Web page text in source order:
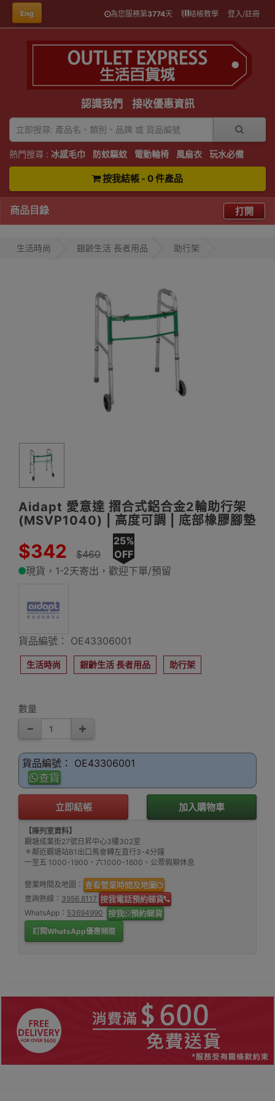
Eng 為您服務第3774天 結帳教學 登入/註冊
認識我們 接收優惠資訊
熱門搜尋 : 冰感毛巾 防蚊驅蚊 電動輪椅 風扇衣 玩水必備
按我結帳 - 0 件產品
商品目錄 打開
生活時尚 銀齡生活 長者用品 助行架
Aidapt 愛意達 摺合式鋁合金2輪助行架
(MSVP1040) | 高度可調 | 底部橡膠腳墊
$342 $460
25%
OFF
現貨，1-2天寄出，歡迎下單/預留
貨品編號： OE43306001
生活時尚 銀齡生活 長者用品 助行架
數量
貨品編號： OE43306001
查貨
立即結帳 加入購物車
【陳列室資料】
觀塘成業街27號日昇中心3樓302室
＊鄰近觀塘站B1出口馬會轉左直行3-4分鐘
一至五 1000-1900、六1000-1600、公眾假期休息
營業時間及地圖： 查看營業時間及地圖
查詢熱線： 3956 8117 按我電話預約睇貨
WhatsApp： 53694990 按我 預約睇貨
訂閱WhatsApp優惠頻道